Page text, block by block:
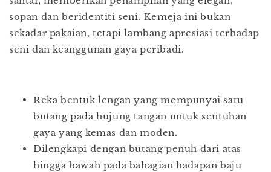
sopan dan beridentiti seni. Kemeja ini bukan
sekadar pakaian, tetapi lambang apresiasi terhadap
seni dan keanggunan gaya peribadi.
Reka bentuk lengan yang mempunyai satu
butang pada hujung tangan untuk sentuhan
gaya yang kemas dan moden.
Dilengkapi dengan butang penuh dari atas
hingga bawah pada bahagian hadapan baju